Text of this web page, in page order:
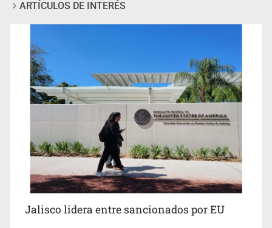
Llaman a mantener legado de Alcalde
ARTÍCULOS DE INTERÉS
Jalisco lidera entre sancionados por EU